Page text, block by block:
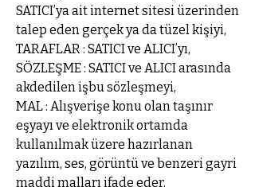
SATICI’ya ait internet sitesi üzerinden
talep eden gerçek ya da tüzel kişiyi,
TARAFLAR : SATICI ve ALICI’yı,
SÖZLEŞME : SATICI ve ALICI arasında
akdedilen işbu sözleşmeyi,
MAL : Alışverişe konu olan taşınır
eşyayı ve elektronik ortamda
kullanılmak üzere hazırlanan
yazılım, ses, görüntü ve benzeri gayri
maddi malları ifade eder.